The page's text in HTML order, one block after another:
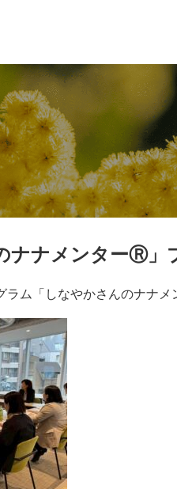
ナナメンターⓇ」
ラム「しなやかさんのナナ